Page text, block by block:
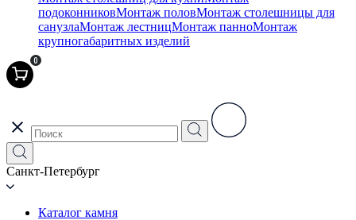
подоконниковМонтаж половМонтаж столешницы для
санузлаМонтаж лестницМонтаж панноМонтаж
крупногабаритных изделий
0
Санкт-Петербург
Каталог камня